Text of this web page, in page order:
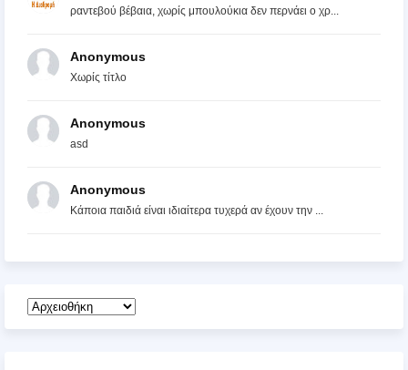
ραντεβού βέβαια, χωρίς μπουλούκια δεν περνάει ο χρ...
Anonymous
Χωρίς τίτλο
Anonymous
asd
Anonymous
Κάποια παιδιά είναι ιδιαίτερα τυχερά αν έχουν την ...